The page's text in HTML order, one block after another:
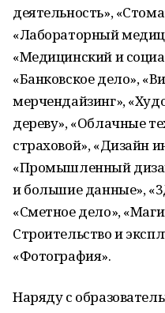
деятельность»,
«Лабораторный
«Медицинский и
«Банковское дело»,
мерчендайзинг»,
дереву», «Облачные
страховой», «Дизайн
«Промышленный
и большие данные»,
«Сметное дело»,
Строительство и
«Фотография».
Наряду с